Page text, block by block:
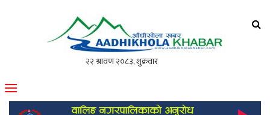
मोफसलकै लोकप्रिय अनलाइन पत्रिका